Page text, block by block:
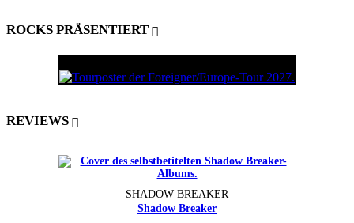
ROCKS PRÄSENTIERT
REVIEWS
SHADOW BREAKER
Shadow Breaker